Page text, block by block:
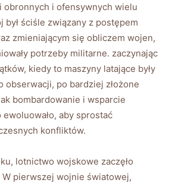
obronnych i ofensywnych wielu
był ściśle związany z postępem
zmieniającym się obliczem wojen,
potrzeby militarne. zaczynając
kiedy to maszyny latające były
obserwacji, po bardziej złożone
bombardowanie i wsparcie
aby sprostać
konfliktów.
lotnictwo wojskowe zaczęło
W pierwszej wojnie światowej,